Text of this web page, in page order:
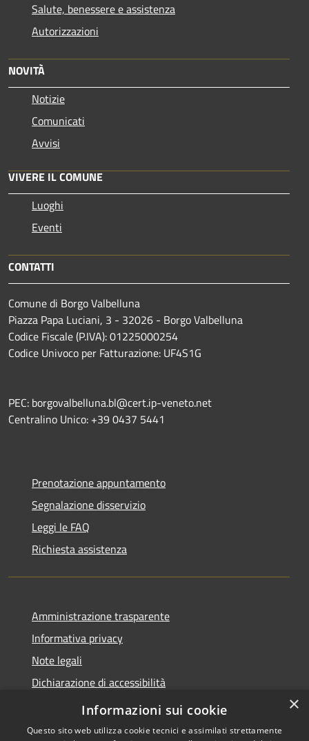
Salute, benessere e assistenza
Autorizzazioni
NOVITÀ
Notizie
Comunicati
Avvisi
VIVERE IL COMUNE
Luoghi
Eventi
CONTATTI
Comune di Borgo Valbelluna
Piazza Papa Luciani, 3 - 32026 - Borgo Valbelluna
Codice Fiscale (P.IVA): 01225000254
Codice Univoco per Fatturazione: UF4S1G
PEC: borgovalbelluna.bl@cert.ip-veneto.net
Centralino Unico: +39 0437 5441
Prenotazione appuntamento
Segnalazione disservizio
Leggi le FAQ
Richiesta assistenza
Amministrazione trasparente
Informativa privacy
Note legali
Dichiarazione di accessibilità
Piano di miglioramento dei servizi
×
Informazioni sui cookie
Questo sito web utilizza cookie tecnici e assimilati strettamente